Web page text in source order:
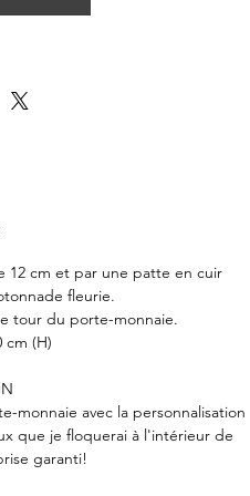
12 cm et par une patte en cuir
fleurie.
tour du porte-monnaie.
cm (H)
monnaie avec la personnalisation
que je floquerai à l'intérieur de
garanti!